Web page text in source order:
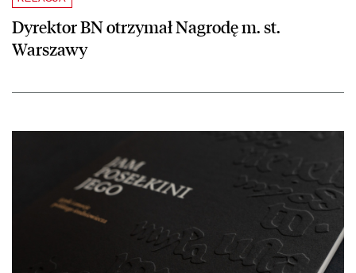
Dyrektor BN otrzymał Nagrodę m. st.
Warszawy
czytaj więcej o Wyróżnienie dla publikacji „Jam posełkini jego” w 66.